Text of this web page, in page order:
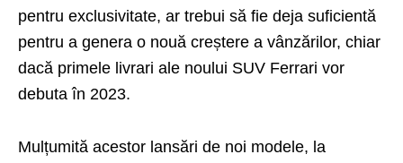
pentru exclusivitate, ar trebui să fie deja suficientă
pentru a genera o nouă creștere a vânzărilor, chiar
dacă primele livrari ale noului SUV Ferrari vor
debuta în 2023.
Mulțumită acestor lansări de noi modele, la